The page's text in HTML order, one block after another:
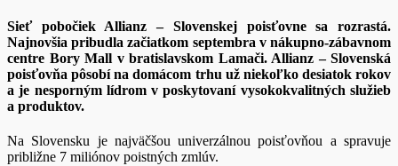
Sieť pobočiek Allianz – Slovenskej poisťovne sa rozrastá.
Najnovšia pribudla začiatkom septembra v nákupno-zábavnom
centre Bory Mall v bratislavskom Lamači. Allianz – Slovenská
poisťovňa pôsobí na domácom trhu už niekoľko desiatok rokov
a je nesporným lídrom v poskytovaní vysokokvalitných služieb
a produktov.
Na Slovensku je najväčšou univerzálnou poisťovňou a spravuje
približne 7 miliónov poistných zmlúv.